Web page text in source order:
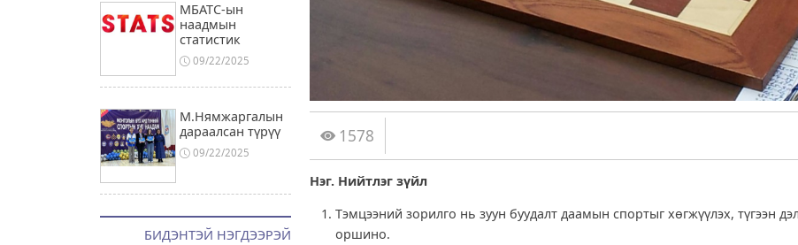
МБАТС-ын
наадмын
статистик
09/22/2025
М.Нямжаргалын
дараалсан түрүү
09/22/2025
БИДЭНТЭЙ НЭГДЭЭРЭЙ
1578
Нэг. Нийтлэг зүйл
Тэмцээний зорилго нь зуун буудалт даамын спортыг хөгжүүлэх, түгээн
оршино.